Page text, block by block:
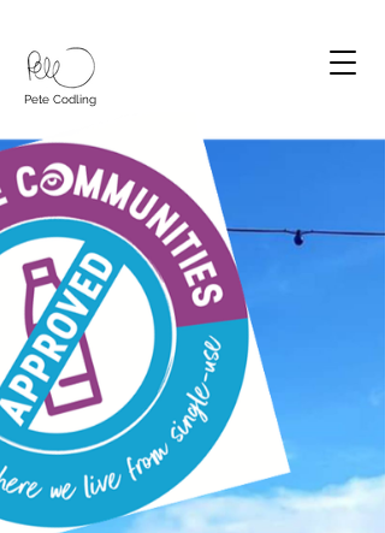
Pete Codling